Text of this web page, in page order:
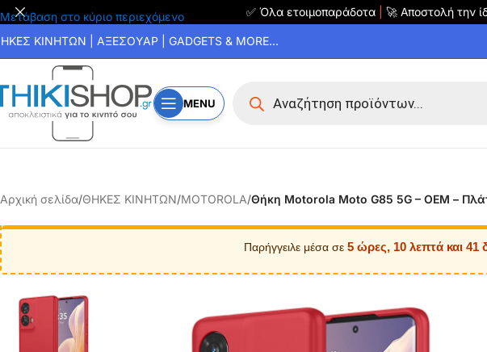
Μετάβαση στο κύριο περιεχόμενο ✅ Όλα ετοιμοπαράδοτα 🚀 Αποστολή την
ΚΙΝΗΤΩΝ | ΑΞΕΣΟΥΑΡ | GADGETS & MORE...
MENU
Αρχική σελίδα/ΘΗΚΕΣ ΚΙΝΗΤΩΝ/MOTOROLA/Θήκη Motorola Moto G85 5G – OEM –
Παρήγγειλε μέσα σε 5 ώρες, 10 λεπτά και 41